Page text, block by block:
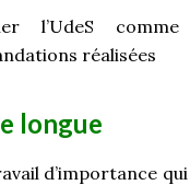
l’UdeS
réalisées
longue
d’importance